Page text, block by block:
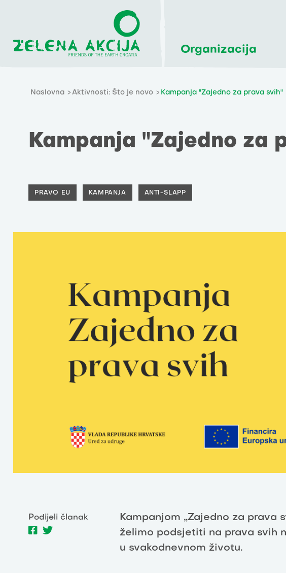
Organizacija
Naslovna Aktivnosti: Što je novo Kampanja "Zajedno za prava svih"
Kampanja "Zajedno za
PRAVO EU KAMPANJA ANTI-SLAPP
Podijeli članak
Kampanjom „Zajedno za prava
želimo podsjetiti na prava svih
u svakodnevnom životu.